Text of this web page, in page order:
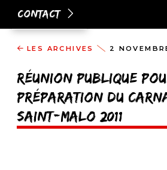
Contact
LES ARCHIVES 2
Réunion publique
préparation du
Saint-Malo 2011